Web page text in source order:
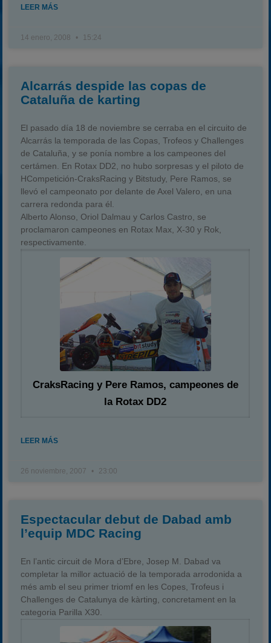
LEER MÁS
14 enero, 2008 15:24
Alcarrás despide las copas de
Cataluña de karting
El pasado día 18 de noviembre se cerraba en el circuito de
Alcarrás la temporada de las Copas, Trofeos y Challenges
de Cataluña, y se ponía nombre a los campeones del
certámen. En Rotax DD2, no hubo sorpresas y el piloto de
HCompetición-CraksRacing y Bitstudy, Pere Ramos, se
llevó el campeonato por delante de Axel Valero, en una
carrera redonda para él.
Alberto Alonso, Oriol Dalmau y Carlos Castro, se
proclamaron campeones en Rotax Max, X-30 y Rok,
respectivamente.
CraksRacing y Pere Ramos, campeones de
la Rotax DD2
LEER MÁS
26 noviembre, 2007 23:00
Espectacular debut de Dabad amb
l’equip MDC Racing
En l’antic circuit de Mora d’Ebre, Josep M. Dabad va
completar la millor actuació de la temporada arrodonida a
més amb el seu primer triomf en les Copes, Trofeus i
Challenges de Catalunya de kàrting, concretament en la
categoria Parilla X30.